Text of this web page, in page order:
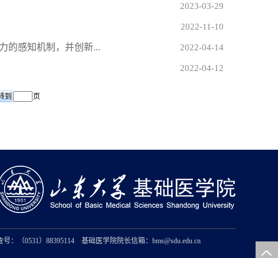
2023-03-29
2022-11-10
的感知机制，并创新... 2022-04-14
2022-04-12
页
（0531）88395114 基础医学院院长信箱：bms@sdu.edu.cn